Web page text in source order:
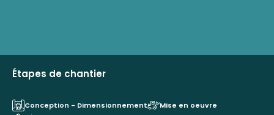
Étapes de chantier
Conception - Dimensionnement
Mise en oeuvre